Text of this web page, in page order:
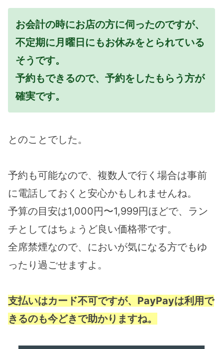
お会計の時にお店の方に伺ったのですが、
不定期に月曜日にもお休みをとられている
そうです。
予約もできるので、予約をしたもらう方が
確実です。
とのことでした。
予約も可能なので、複数人で行く場合は事前
に電話しておくと安心かもしれませんね。
予算の目安は1,000円〜1,999円ほどで、ラン
チとしてはちょうど良い価格帯です。
全席禁煙なので、においが気になる方でもゆ
ったり過ごせますよ。
支払いはカード不可ですが、PayPayは利用で
きるのも今どきで助かりますね。